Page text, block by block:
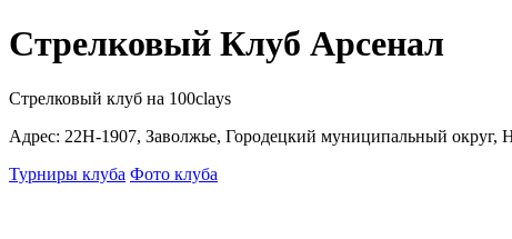
Стрелковый Клуб Арсенал
Стрелковый клуб на 100clays
Адрес: 22Н-1907, Заволжье, Городецкий муниципальный округ,
Турниры клуба Фото клуба